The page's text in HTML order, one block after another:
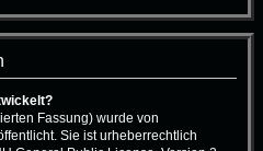
Fassung) wurde von
Sie ist urheberrechtlich